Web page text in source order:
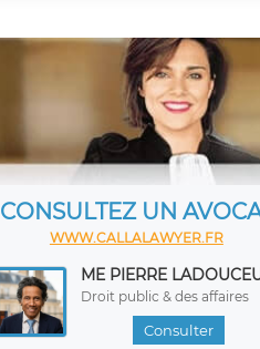
CONSULTEZ UN
WWW.CALLALAWYER.FR
ME PIERRE
Droit public & des affaires
Consulter